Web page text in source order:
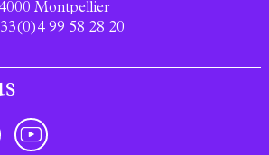
Montpellier
99 58 28 20